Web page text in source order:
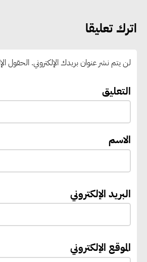
اترك تعليقا
لن يتم نشر عنوان بريدك الإلكتروني. الحقول
التعليق
الاسم
البريد الإلكتروني
الموقع الإلكتروني
وطنية للإدارة
الصناعة وتوطين
“بي إس آر” في